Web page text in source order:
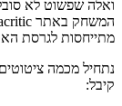
ואלה שפשוט לא
מתייחסות לגרסת
קיבל: